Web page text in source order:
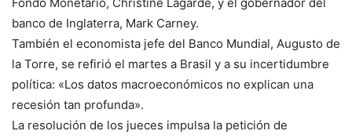
banco de Inglaterra, Mark Carney.
También el economista jefe del Banco Mundial, Augusto de
la Torre, se refirió el martes a Brasil y a su incertidumbre
política: «Los datos macroeconómicos no explican una
recesión tan profunda».
La resolución de los jueces impulsa la petición de